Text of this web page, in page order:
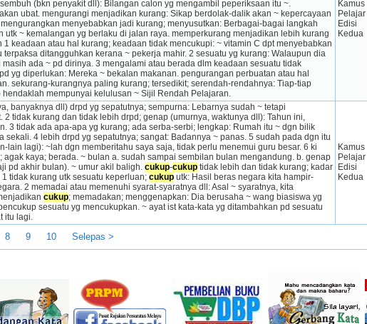
(bkn penyakit dll): Bilangan calon yg mengambil peperiksaan itu ~.
ubat. mengurangi menjadikan kurang: Sikap berdolak-dalik akan ~ kepercayaan
menyebabkan jadi kurang; menyusutkan: Berbagai-bagai langkah
utk ~ kemalangan yg berlaku di jalan raya. memperkurang menjadikan lebih kurang
1 keadaan atau hal kurang; keadaan tidak mencukupi: ~ vitamin C dpt menyebabkan
terpaksa ditangguhkan kerana ~ pekerja mahir. 2 sesuatu yg kurang: Walaupun dia
ada ~ pd dirinya. 3 mengalami atau berada dlm keadaan sesuatu tidak
yg diperlukan: Mereka ~ bekalan makanan. pengurangan perbuatan atau hal
sekurang-kurangnya paling kurang; tersedikit; serendah-rendahnya: Tiap-tiap
mempunyai kelulusan ~ Sijil Rendah Pelajaran.
Kamus
Pelajar
Edisi
Kedua
banyaknya dll) drpd yg sepatutnya; sempurna: Lebarnya sudah ~ tetapi
tidak kurang dan tidak lebih drpd; genap (umurnya, waktunya dll): Tahun ini,
3 tidak ada apa-apa yg kurang; ada serba-serbi; lengkap: Rumah itu ~ dgn bilik
sekali. 4 lebih drpd yg sepatutnya; sangat: Badannya ~ panas. 5 sudah pada dgn itu
lain lagi): ~lah dgn memberitahu saya saja, tidak perlu menemui guru besar. 6 ki
agak kaya; berada. ~ bulan a. sudah sampai sembilan bulan mengandung. b. genap
pd akhir bulan). ~ umur akil baligh. cukup-cukup tidak lebih dan tidak kurang; kadar
tidak kurang utk sesuatu keperluan; cukup utk: Hasil beras negara kita hampir-
2 memadai atau memenuhi syarat-syaratnya dll: Asal ~ syaratnya, kita
cukup; memadakan; menggenapkan: Dia berusaha ~ wang biasiswa yg
sesuatu yg mencukupkan. ~ ayat ist kata-kata yg ditambahkan pd sesuatu
itu lagi.
Kamus
Pelajar
Edisi
Kedua
8 9 10 Selepas >